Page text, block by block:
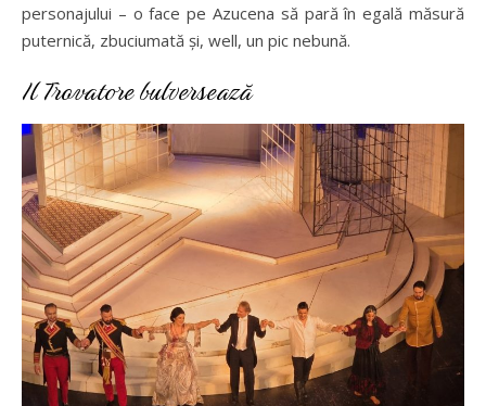
personajului – o face pe Azucena să pară în egală măsură
puternică, zbuciumată și, well, un pic nebună.
Il Trovatore bulversează